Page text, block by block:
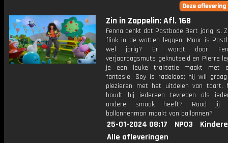
Zin in Zappelin: Afl. 168
Fenna denkt dat Postbode Bert jarig is.
flink in de watten leggen. Maar is
wel jarig? Er wordt door
verjaardagsmuts geknutseld en Pierre
je een leuke traktatie maakt met
fantasie. Soy is radeloos; hij wil
plezieren met het uitdelen van taart.
houdt hij iedereen tevreden als
andere smaak heeft? Raad
ballonnenman maakt van ballonnen?
25-01-2024 08:17 NPO3
Alle afleveringen